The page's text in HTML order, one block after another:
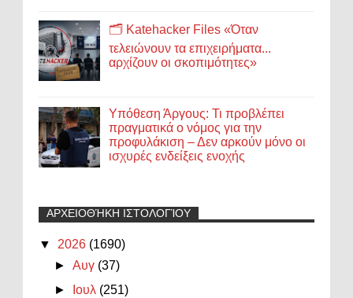
🗂️ Katehacker Files «Όταν
τελειώνουν τα επιχειρήματα...
αρχίζουν οι σκοπιμότητες»
Υπόθεση Άργους: Τι προβλέπει
πραγματικά ο νόμος για την
προφυλάκιση – Δεν αρκούν μόνο οι
ισχυρές ενδείξεις ενοχής
ΑΡΧΕΙΟΘΉΚΗ ΙΣΤΟΛΟΓΊΟΥ
▼ 2026 (1690)
►Αυγ (37)
►
Ιουλ (251)